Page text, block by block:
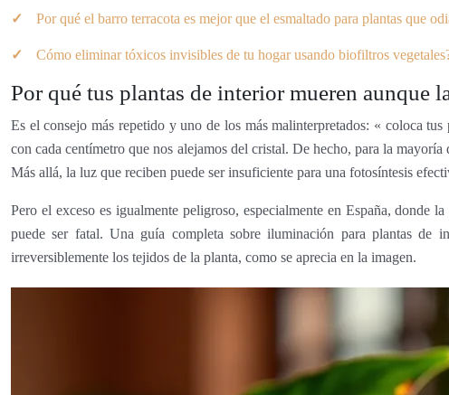
Por qué el barro terracota es mejor que el esmaltado para plantas que
Cómo eliminar tóxicos invisibles de tu hogar usando biofiltros
Por qué tus plantas de interior mueren aunque
Es el consejo más repetido y uno de los más malinterpretados: « coloca
con cada centímetro que nos alejamos del cristal. De hecho, para la
Más allá, la luz que reciben puede ser insuficiente para una fotosíntesis
Pero el exceso es igualmente peligroso, especialmente en España, donde la
puede ser fatal. Una guía completa sobre iluminación para plantas de
irreversiblemente los tejidos de la planta, como se aprecia en la imagen.